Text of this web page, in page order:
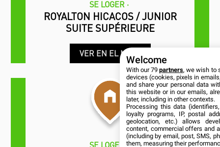
ROYALTON HICACOS / JUNIOR
SUITE SUPÉRIEURE
SE LOGER
VER EN EL MAPA
Welcome
With our 79partners, we wish to
devices (cookies, pixels in
and share your personal data
this website or in our emails,
later, including in other contexts.
Processing this data
loyalty programs, IP, postal
geolocation, etc.) allows
content, commercial offers and
(including by email, post, SMS,
them, measuring their